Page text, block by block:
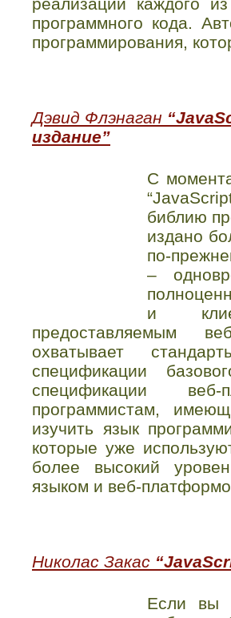
реализации каждого
программного кода.
программирования,
Дэвид Флэнаган
издание”
C
библию
издано
по-
–
и
предоставляемым
охватывает
спецификации
спецификации веб-
программистам,
изучить язык
которые уже
более высокий
языком и веб-
Николас Закас
Если вы